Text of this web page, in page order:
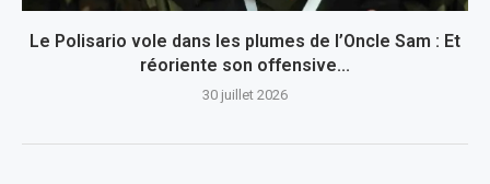
Le Polisario vole dans les plumes de l’Oncle Sam : Et
réoriente son offensive...
30 juillet 2026